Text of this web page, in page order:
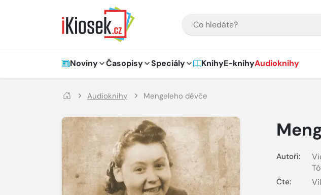
Hlavní navigace
Noviny Časopisy Speciály KnihyE-knihyAudioknihy
Audioknihy Mengeleho děvče
Autoři:
Čte: